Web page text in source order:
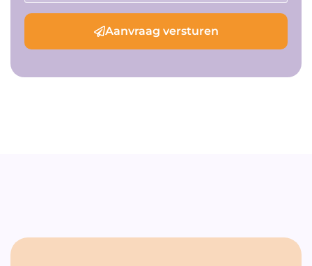
Aanvraag versturen